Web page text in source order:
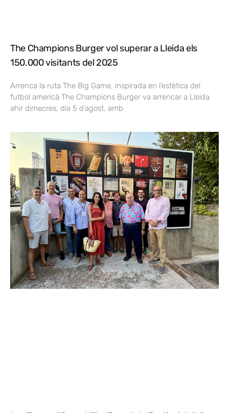
The Champions Burger vol superar a Lleida els
150.000 visitants del 2025
Arrenca la ruta The Big Game, inspirada en l’estètica del
futbol americà The Champions Burger va arrencar a Lleida
ahir dimecres, dia 5 d’agost, amb